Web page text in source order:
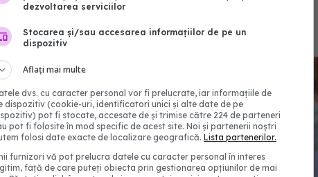
dezvoltarea serviciilor
Stocarea și/sau accesarea informațiilor de pe un
dispozitiv
Aflați mai multe
dvs. cu caracter personal vor fi prelucrate, iar informațiile de
dispozitiv (cookie-uri, identificatori unici și alte date de pe
pot fi stocate, accesate de și trimise către 224 de parteneri
pot fi folosite în mod specific de acest site. Noi și partenerii noștri
folosi date exacte de localizare geografică. Lista partenerilor.
furnizori vă pot prelucra datele cu caracter personal în interes
față de care puteți obiecta prin gestionarea opțiunilor de mai